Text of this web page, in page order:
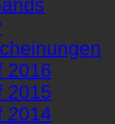
2016
2015
2014